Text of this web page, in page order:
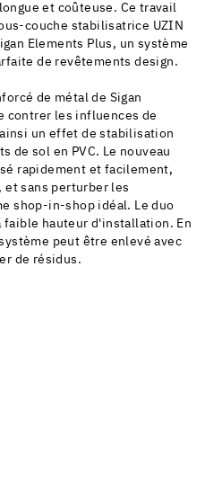
et coûteuse. Ce travail
couche stabilisatrice UZIN
Elements Plus, un système
de revêtements design.
de métal de Sigan
contrer les influences de
un effet de stabilisation
de sol en PVC. Le nouveau
rapidement et facilement,
et sans perturber les
shop-in-shop idéal. Le duo
faible hauteur d'installation. En
peut être enlevé avec
de résidus.